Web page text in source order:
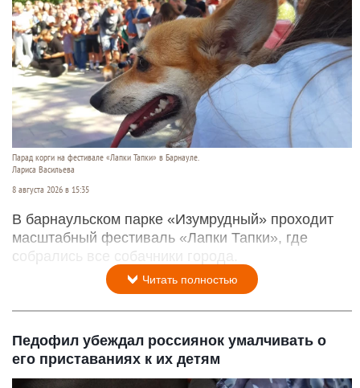
Парад корги на фестивале «Лапки Тапки» в Барнауле.
Лариса Васильева
8 августа 2026 в 15:35
В барнаульском парке «Изумрудный» проходит
масштабный фестиваль «Лапки Тапки», где
собрались все собачники города.
Читать полностью
Педофил убеждал россиянок умалчивать о
его приставаниях к их детям